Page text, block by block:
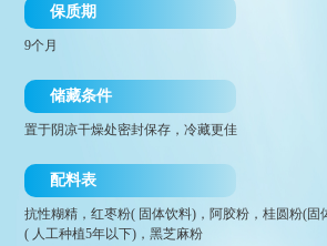
保质期
9个月
储藏条件
置于阴凉干燥处密封保存，冷藏更佳
配料表
抗性糊精，红枣粉( 固体饮料)，阿胶粉，桂圆粉(固
( 人工种植5年以下)，黑芝麻粉